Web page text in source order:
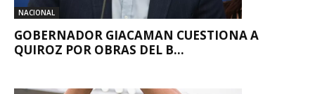
NACIONAL
GOBERNADOR GIACAMAN CUESTIONA A
QUIROZ POR OBRAS DEL B...